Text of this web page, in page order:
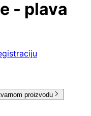
- plava
proizvodu